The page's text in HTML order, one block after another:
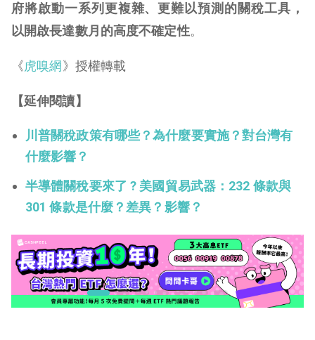
府將啟動一系列更複雜、更難以預測的關稅工具，
以開啟長達數月的高度不確定性。
《虎嗅網》授權轉載
【延伸閱讀】
川普關稅政策有哪些？為什麼要實施？對台灣有
什麼影響？
半導體關稅要來了 ? 美國貿易武器：232 條款與
301 條款是什麼？差異？影響？